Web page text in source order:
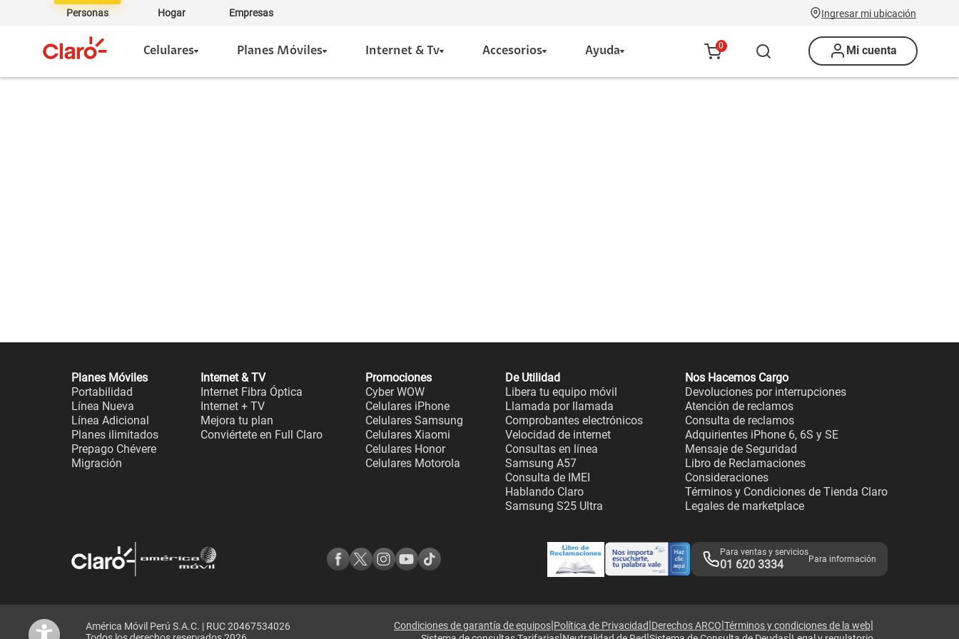
Personas Hogar Empresas Ingresar mi ubicación
Celulares Planes Móviles Internet & Tv Accesorios Ayuda 0 Mi cuenta
Planes Móviles
Portabilidad
Línea Nueva
Línea Adicional
Planes ilimitados
Prepago Chévere
Migración
Internet & TV
Internet Fibra Óptica
Internet + TV
Mejora tu plan
Conviértete en Full Claro
Promociones
Cyber WOW
Celulares iPhone
Celulares Samsung
Celulares Xiaomi
Celulares Honor
Celulares Motorola
De Utilidad
Libera tu equipo móvil
Llamada por llamada
Comprobantes electrónicos
Velocidad de internet
Consultas en línea
Samsung A57
Consulta de IMEI
Hablando Claro
Samsung S25 Ultra
Nos Hacemos Cargo
Devoluciones por interrupciones
Atención de reclamos
Consulta de reclamos
Adquirientes iPhone 6, 6S y SE
Mensaje de Seguridad
Libro de Reclamaciones
Consideraciones
Términos y Condiciones de Tienda Claro
Legales de marketplace
Para ventas y servicios
01 620 3334 Para información
América Móvil Perú S.A.C. | RUC 20467534026
Condiciones de garantía de equipos|Política de Privacidad|Derechos ARCO|Términos y condiciones de la web|